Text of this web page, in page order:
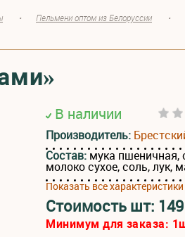
• Пельмени оптом из Белоруссии •
В наличии
Производитель:
Состав: мука пшеничная,
молоко сухое, соль, лук,
Показать все характеристики
Стоимость шт:
Минимум для заказа: 1